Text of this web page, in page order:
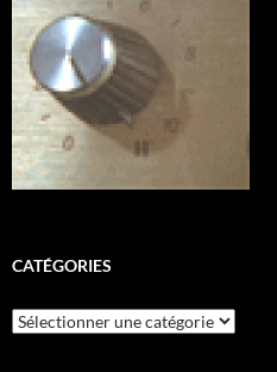
CATÉGORIES
Catégories